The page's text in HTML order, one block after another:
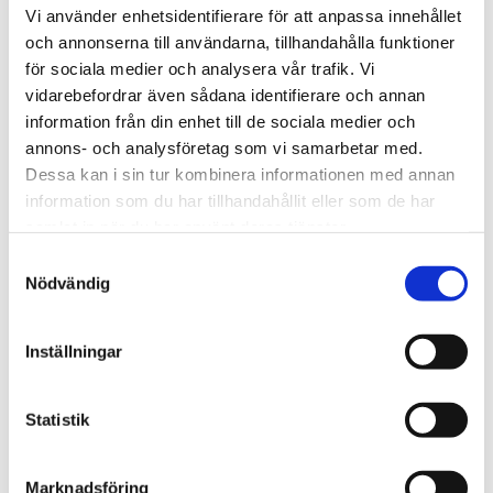
Vi använder enhetsidentifierare för att anpassa innehållet
och annonserna till användarna, tillhandahålla funktioner
för sociala medier och analysera vår trafik. Vi
vidarebefordrar även sådana identifierare och annan
information från din enhet till de sociala medier och
annons- och analysföretag som vi samarbetar med.
Dessa kan i sin tur kombinera informationen med annan
information som du har tillhandahållit eller som de har
Nödvändig
Inställningar
Statistik
Marknadsföring
Sommarkonferens
Nu inleder Bönetåget sin
långa konferens – i
nordligaste Norrland